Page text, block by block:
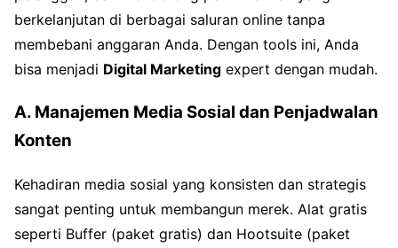
berkelanjutan di berbagai saluran online tanpa
membebani anggaran Anda. Dengan tools ini, Anda
bisa menjadi Digital Marketing expert dengan mudah.
A. Manajemen Media Sosial dan Penjadwalan
Konten
Kehadiran media sosial yang konsisten dan strategis
sangat penting untuk membangun merek. Alat gratis
seperti Buffer (paket gratis) dan Hootsuite (paket